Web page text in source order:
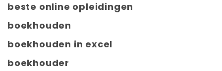
beste online opleidingen
boekhouden
boekhouden in excel
boekhouder